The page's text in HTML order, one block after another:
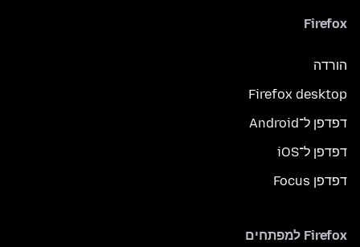
Firefox
הורדה
Firefox desktop
דפדפן ל־Android
דפדפן ל־iOS
דפדפן Focus
Firefox למפתחים